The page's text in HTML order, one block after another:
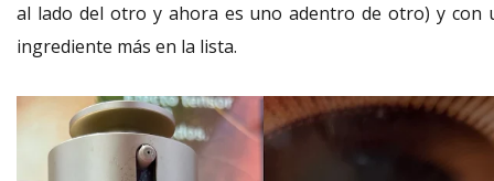
al lado del otro y ahora es uno adentro de otro) y con
ingrediente más en la lista.